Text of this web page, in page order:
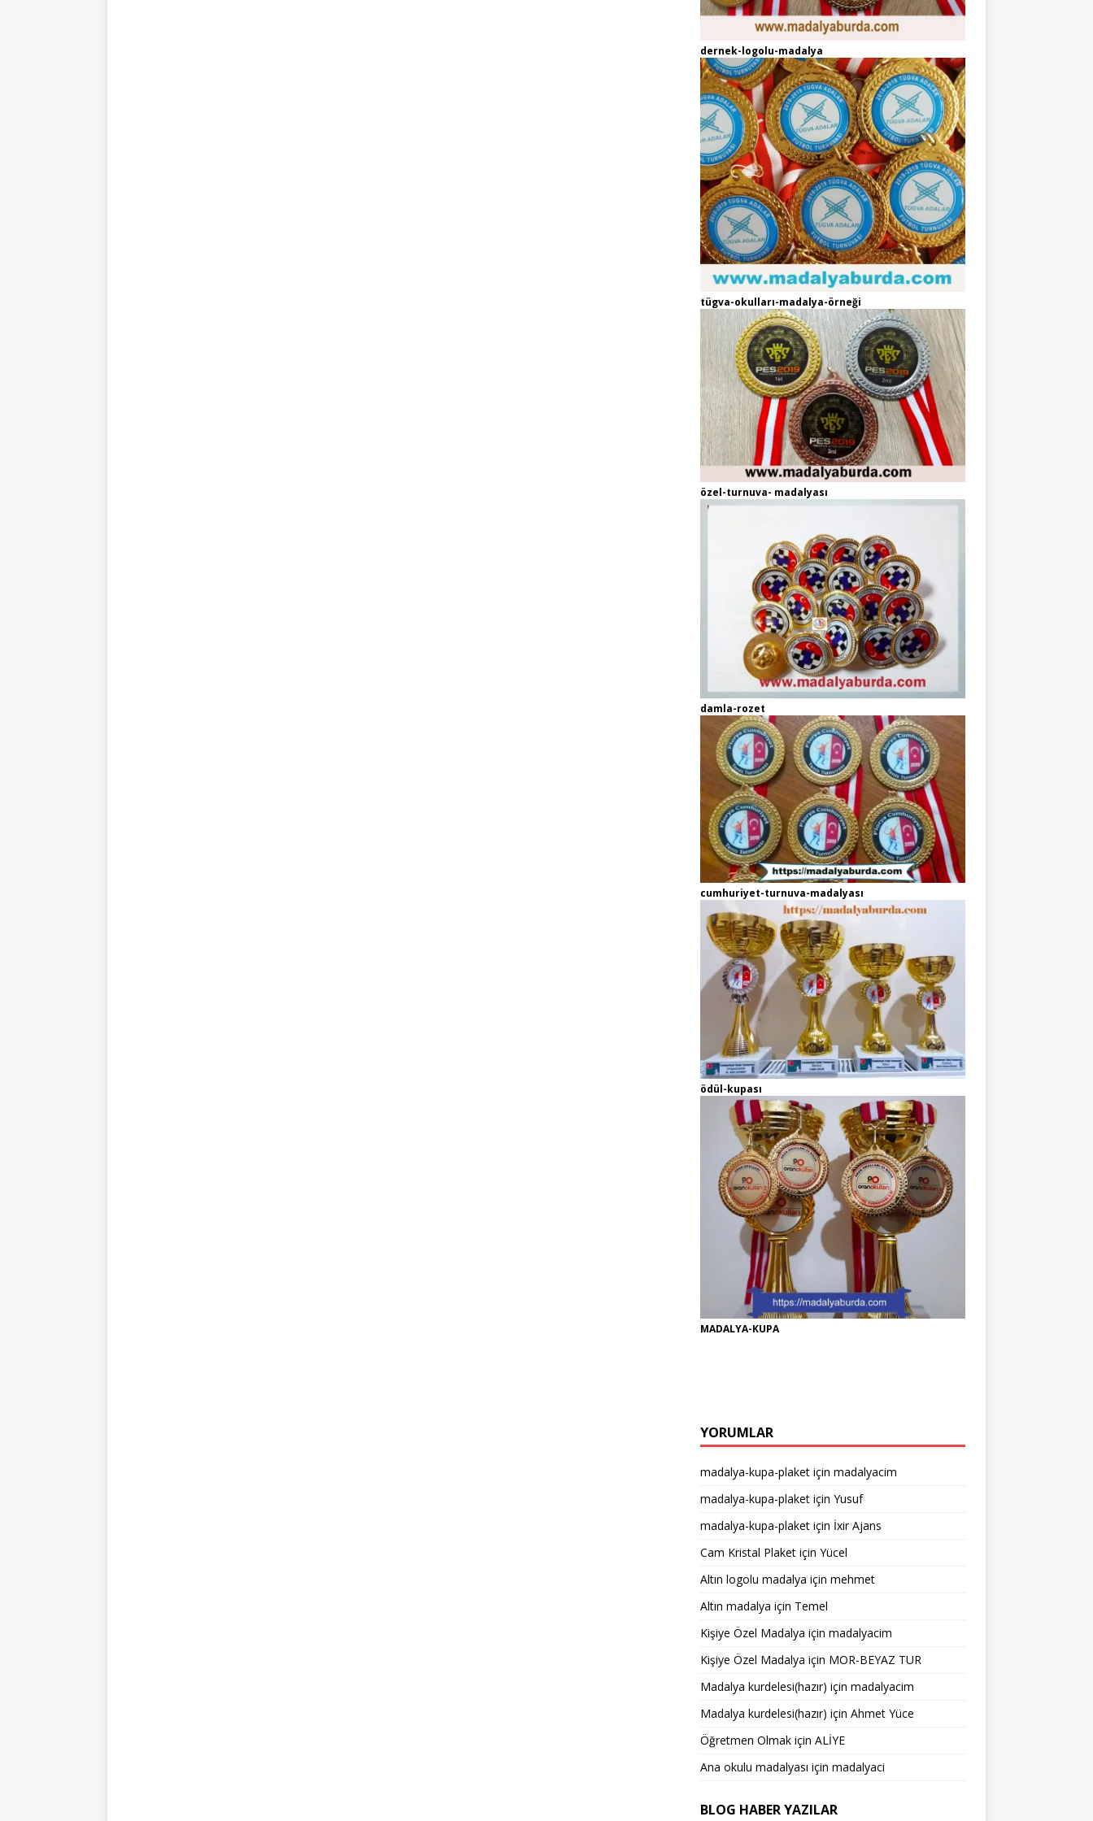
dernek-logolu-madalya
tügva-okulları-madalya-örneği
özel-turnuva- madalyası
damla-rozet
cumhuriyet-turnuva-madalyası
ödül-kupası
MADALYA-KUPA
YORUMLAR
madalya-kupa-plaketiçin madalyacim
madalya-kupa-plaketiçin Yusuf
madalya-kupa-plaketiçin İxir Ajans
Cam Kristal Plaketiçin Yücel
Altın logolu madalya için mehmet
Altın madalya için Temel
Kişiye Özel Madalya için madalyacim
Kişiye Özel Madalya için MOR-BEYAZ TUR
Madalya kurdelesi(hazır) için madalyacim
Madalya kurdelesi(hazır) için Ahmet Yüce
Öğretmen Olmakiçin ALİYE
Ana okulu madalyası için madalyaci
BLOG HABER YAZILAR